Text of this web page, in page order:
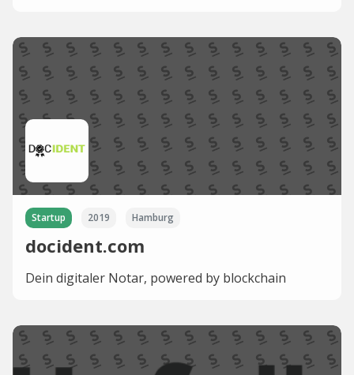
Startup 2019 Hamburg
docident.com
Dein digitaler Notar, powered by blockchain